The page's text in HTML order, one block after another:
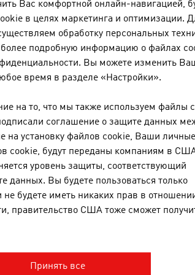
концепциях.
транспортного средства, прежде всего,
логистических решений в регионе
структура логистических
и разгрузки линии для
с использованием
и транспортных потоков, а также
отрасль является логистикой
в отношении затрат и сокращения
о мире мобильности
, а
Вас комфортной онлайн-навигацией,
в целях маркетинга и оптимизации.
обработку персональных
подробную информацию о файлах
Вы можете изменить
время в разделе «Настройки».
на то, что мы также используем файлы
соглашение о защите данных
на установку файлов cookie, Ваши
cookie, будут переданы компаниям в
уровень защиты, соответствующий
данных. Вы будете пользоваться только
будете иметь никаких прав в
правительство США тоже сможет
Принять все